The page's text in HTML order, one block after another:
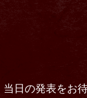
日の発表をお待